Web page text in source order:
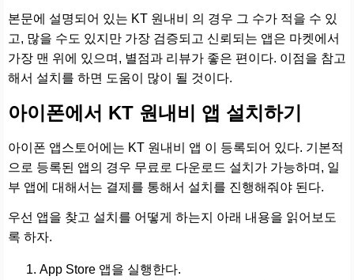
본문에 설명되어 있는 KT 원내비 의 경우 그 수가 적을 수 있
고, 많을 수도 있지만 가장 검증되고 신뢰되는 앱은 마켓에서
가장 맨 위에 있으며, 별점과 리뷰가 좋은 편이다. 이점을 참고
해서 설치를 하면 도움이 많이 될 것이다.
아이폰에서 KT 원내비 앱 설치하기
아이폰 앱스토어에는 KT 원내비 앱 이 등록되어 있다. 기본적
으로 등록된 앱의 경우 무료로 다운로드 설치가 가능하며, 일
부 앱에 대해서는 결제를 통해서 설치를 진행해줘야 된다.
우선 앱을 찾고 설치를 어떻게 하는지 아래 내용을 읽어보도
록 하자.
App Store 앱을 실행한다.